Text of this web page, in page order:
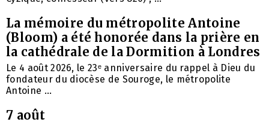
La mémoire du métropolite Antoine
(Bloom) a été honorée dans la prière en
la cathédrale de la Dormition à Londres
Le 4 août 2026, le 23ᵉ anniversaire du rappel à Dieu du
fondateur du diocèse de Souroge, le métropolite
Antoine ...
7 août